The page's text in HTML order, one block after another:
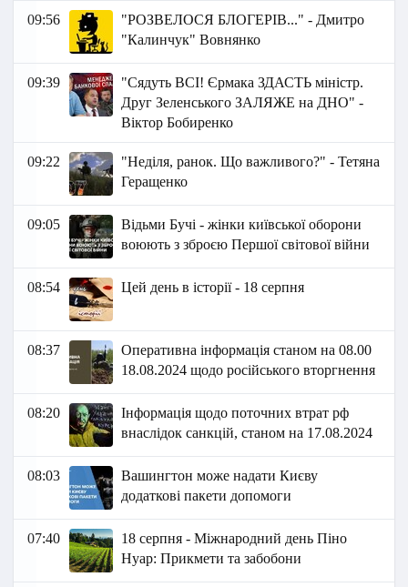
09:56
"РОЗВЕЛОСЯ БЛОГЕРІВ..." - Дмитро
"Калинчук" Вовнянко
09:39
"Сядуть ВСІ! Єрмака ЗДАСТЬ міністр.
Друг Зеленського ЗАЛЯЖЕ на ДНО" -
Віктор Бобиренко
09:22
"Неділя, ранок. Що важливого?" - Тетяна
Геращенко
09:05
Відьми Бучі - жінки київської оборони
воюють з зброєю Першої світової війни
08:54 Цей день в історії - 18 серпня
08:37
Оперативна інформація станом на 08.00
18.08.2024 щодо російського вторгнення
08:20
Інформація щодо поточних втрат рф
внаслідок санкцій, станом на 17.08.2024
08:03
Вашингтон може надати Києву
додаткові пакети допомоги
07:40
18 серпня - Міжнародний день Піно
Нуар: Прикмети та забобони